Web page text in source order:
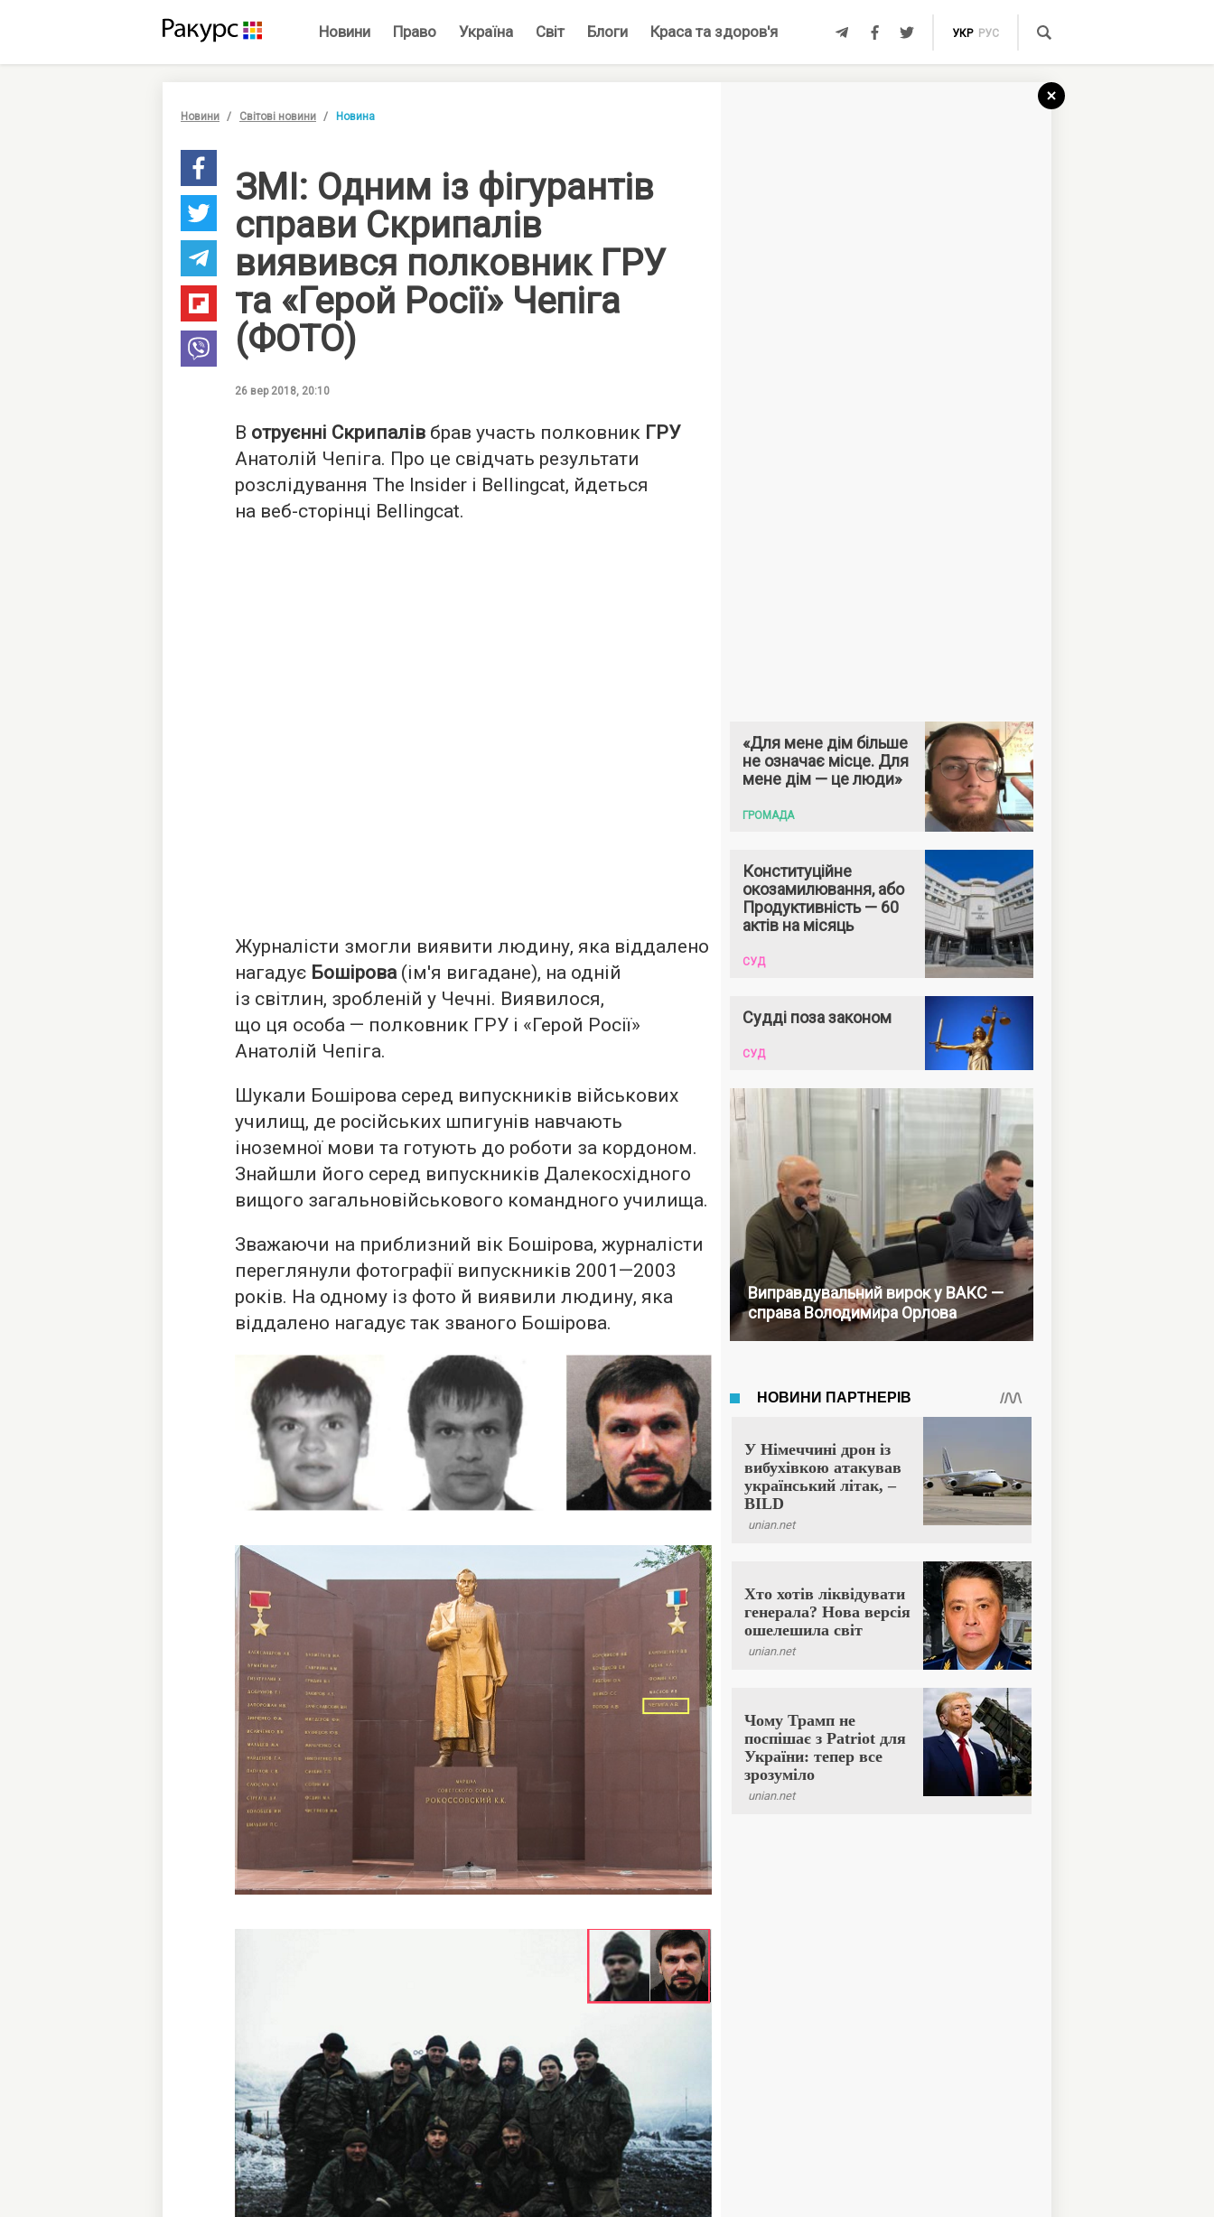
Новини Право Україна Світ Блоги Краса та здоров'я УКР РУС
Новини Світові новини Новина
ЗМІ: Одним із фігурантів
справи Скрипалів
виявився полковник ГРУ
та «Герой Росії» Чепіга
(ФОТО)
26 вер 2018, 20:10
В отруєнні Скрипалів брав участь полковник ГРУ
Анатолій Чепіга. Про це свідчать результати
розслідування The Insider і Bellingcat, йдеться
на веб-сторінці Bellingcat.
Журналісти змогли виявити людину, яка віддалено
нагадує Бошірова(ім'я вигадане), на одній
із світлин, зробленій у Чечні. Виявилося,
що ця особа — полковник ГРУ і «Герой Росії»
Анатолій Чепіга.
Шукали Бошірова серед випускників військових
училищ, де російських шпигунів навчають
іноземної мови та готують до роботи за кордоном.
Знайшли його серед випускників Далекосхідного
вищого загальновійськового командного училища.
Зважаючи на приблизний вік Бошірова, журналісти
переглянули фотографії випускників 2001—2003
років. На одному із фото й виявили людину, яка
віддалено нагадує так званого Бошірова.
«Для мене дім більше
не означає місце. Для
мене дім — це люди»
ГРОМАДА
Конституційне
окозамилювання, або
Продуктивність — 60
актів на місяць
СУД
Судді поза законом
СУД
Виправдувальний вирок у ВАКС —
справа Володимира Орлова